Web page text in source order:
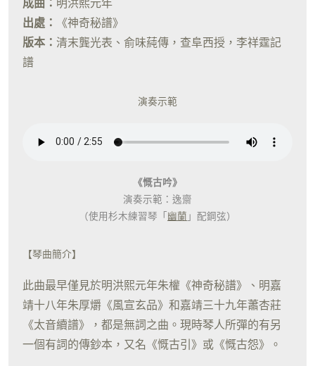
成曲： 明洪熙元年
出處：
《神奇秘譜》
版本： 清末龔光表、俞味蒓傳，查阜西授，李祥霆記
譜
演奏示範
《慨古吟》
演奏示範：逸齋
（使用杉木練習琴「 幽蘭 」配鋼弦）
【琴曲簡介】
此曲最早僅見於明洪熙元年朱權《神奇秘譜》、明嘉
靖十八年朱厚爝《風宣玄品》和嘉靖三十九年蕭杏莊
《太音續譜》，都是無詞之曲。現時琴人所彈的有另
一個有詞的傳鈔本，又名《慨古引》或《慨古怨》。